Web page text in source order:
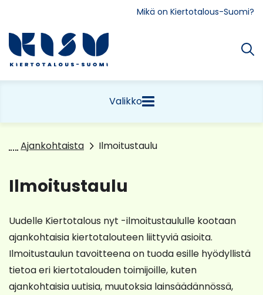
Mikä on Kiertotalous-Suomi?
Etusivu
Valikko
Ajankohtaista Ilmoitustaulu
Ilmoitustaulu
Uudelle Kiertotalous nyt -ilmoitustaululle kootaan
ajankohtaisia kiertotalouteen liittyviä asioita.
Ilmoitustaulun tavoitteena on tuoda esille hyödyllistä
tietoa eri kiertotalouden toimijoille, kuten
ajankohtaisia uutisia, muutoksia lainsäädännössä,